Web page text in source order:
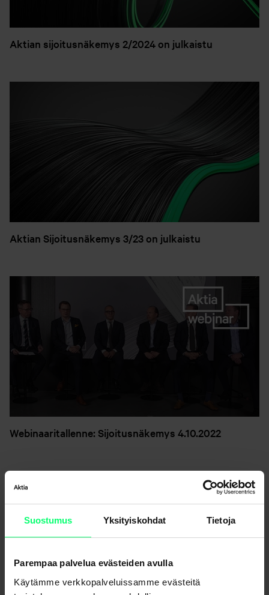
Suostumus Yksityiskohdat Tietoja
Parempaa palvelua evästeiden avulla
Käytämme verkkopalveluissamme evästeitä
Aktian sijoitusnäkemys 2/2024 on julkaistu
Aktian Sijoitusnäkemys 3/23 on julkaistu
Webinaaritallenne: Sijoitusnäkemys 4.10.2022